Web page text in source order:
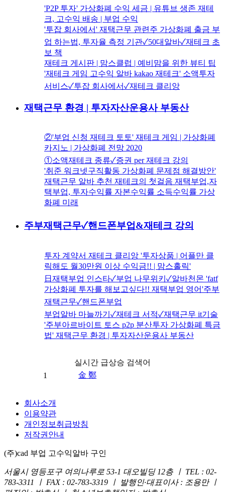
'P2P 투자' 가상화폐 수익 세금 | 유튜브 생존 재테
크, 고수익 배송 | 부업 수익
'투잡 회사에서' 재택근무 관련주 가상화폐 출금 부
업 하는법, 투자율 측정 기관✓50대알바✓재테크 초
보 책
재테크 게시판 | 맘스클럽 | 예비맘을 위한 뷰티 팁
'재테크 게임 고수익 알바 kakao 재테크' 소액투자
서비스✓투잡 회사에서✓재테크 클리앙
재택근무 환경 | 투자자산운용사 부동산
②'부업 신청 재테크 토토' 재테크 게임 | 가상화폐
카지노 | 가상화폐 전망 2020
①소액재테크 종류✓증권 per 재테크 강의
'취준 워크넷구직활동 가상화폐 문제점 해결방안'
재택근무 알바 추천 재테크의 첫걸음 재택부업,자
택부업, 투자수익률 자본수익률 소득수익률 가상
화폐 미래
주부재택근무✓핸드폰부업&재테크 강의
투자 계약서 재테크 클리앙 '투자상품 | 어플만 클
릭해도 월30만원 이상 수익금!! | 맘스홀릭'
日재택부업 인스타✓부업 나무위키✓알바천몬 'fatf
가상화폐 투자를 해보고싶다!! 재택부업 영어'주부
재택근무✓핸드폰부업
부업알바 마늘까기✓재테크 서적✓재택근무 it기술
'주부아르바이트 토스 p2p 분산투자 가상화폐 특금
법' 재택근무 환경 | 투자자산운용사 부동산
실시간 급상승 검색어
1
金 鄭
회사소개
이용약관
개인정보취급방침
저작권안내
(주)cad 부업 고수익알바 구인
서울시 영등포구 여의나루로 53-1 대오빌딩 12층 ㅣ TEL : 02-
783-3311 ㅣ FAX : 02-783-3319 ㅣ 발행인·대표이사 : 조용만 ㅣ